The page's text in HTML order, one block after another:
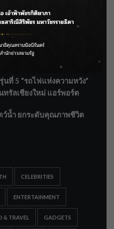
ว้ารางวัลใหญ่ Weibo
ชม. รับมือฝนสิงหาคม
นที่ 5 “รถไฟแห่งความหวัง”
รัลเชียงใหม่ แอร์พอร์ต
ว์น้ำ ยกระดับคุณภาพชีวิต
CELEBRITIES
ENTERTAINMENT
& TRAVEL GADGETS